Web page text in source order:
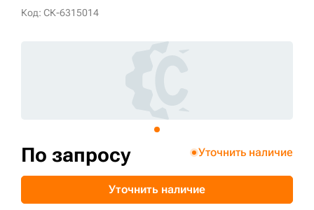
Код: СК-6315014
По запросу Уточнить наличие
Уточнить наличие
3D тур по производству